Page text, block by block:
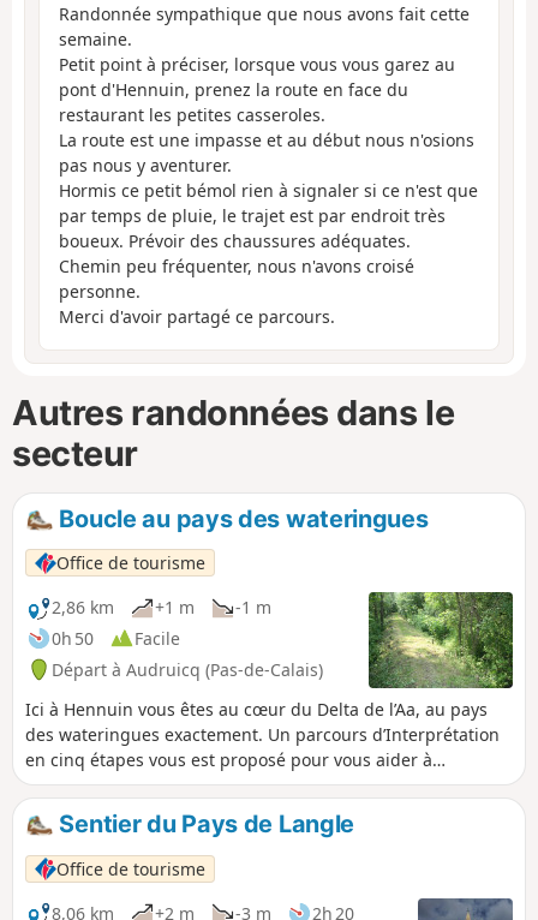
Randonnée sympathique que nous avons fait cette
semaine.
Petit point à préciser, lorsque vous vous garez au
pont d'Hennuin, prenez la route en face du
restaurant les petites casseroles.
La route est une impasse et au début nous n'osions
pas nous y aventurer.
Hormis ce petit bémol rien à signaler si ce n'est que
par temps de pluie, le trajet est par endroit très
boueux. Prévoir des chaussures adéquates.
Chemin peu fréquenter, nous n'avons croisé
personne.
Merci d'avoir partagé ce parcours.
Autres randonnées dans le
secteur
Boucle au pays des wateringues
Office de tourisme
2,86 km
+1 m
-1 m
0h 50
Facile
Départ à Audruicq (Pas-de-Calais)
Ici à Hennuin vous êtes au cœur du Delta de l’Aa, au pays
des wateringues exactement. Un parcours d’Interprétation
en cinq étapes vous est proposé pour vous aider à
comprendre l’importance de la maîtrise de l’eau dans ce
pays gagné sur la mer.
Sentier du Pays de Langle
Office de tourisme
8,06 km
+2 m -3 m 2h 20